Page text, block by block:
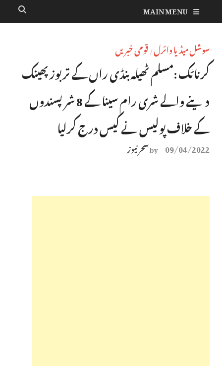
MAIN MENU
سوشل میڈیا وائرل / قومی خبریں
کرناٹک :مسلم ٹھیلہ بنڈی راں کے تربوز پھینک
دینے والے شری رام سینا کے 8 شرپسندوں
کے خلاف پولیس نے کیس درج کرلیا
09/04/2022
-
byسحر نیوز